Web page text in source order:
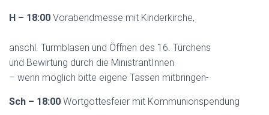
H – 18:00 Vorabendmesse mit Kinderkirche,
anschl. Turmblasen und Öffnen des 16. Türchens
und Bewirtung durch die MinistrantInnen
– wenn möglich bitte eigene Tassen mitbringen-
Sch – 18:00 Wortgottesfeier mit Kommunionspendung